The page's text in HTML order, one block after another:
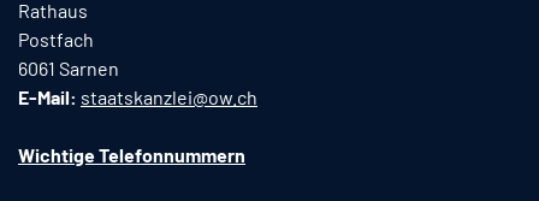
Rathaus
Postfach
6061 Sarnen
E-Mail: staatskanzlei@ow.ch
Wichtige Telefonnummern